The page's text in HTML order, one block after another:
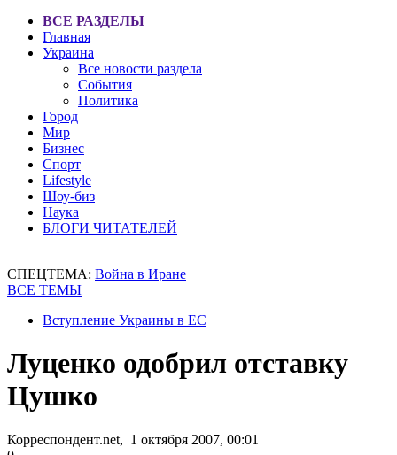
ВСЕ РАЗДЕЛЫ
Главная
Украина
Все новости раздела
События
Политика
Город
Мир
Бизнес
Спорт
Lifestyle
Шоу-биз
Наука
БЛОГИ ЧИТАТЕЛЕЙ
СПЕЦТЕМА: Война в Иране
ВСЕ ТЕМЫ
Вступление Украины в ЕС
Луценко одобрил отставку
Цушко
Корреспондент.net, 1 октября 2007, 00:01